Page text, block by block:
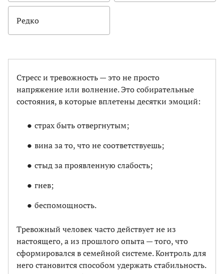
Редко
Стресс и тревожность — это не просто
напряжение или волнение. Это собирательные
состояния, в которые вплетены десятки эмоций:
страх быть отвергнутым;
вина за то, что не соответствуешь;
стыд за проявленную слабость;
гнев;
беспомощность.
Тревожный человек часто действует не из
настоящего, а из прошлого опыта — того, что
сформировался в семейной системе. Контроль для
него становится способом удержать стабильность.